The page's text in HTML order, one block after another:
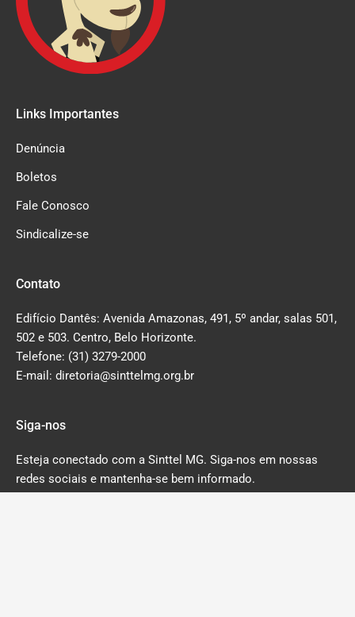
Links Importantes
Denúncia
Boletos
Fale Conosco
Sindicalize-se
Contato
Edifício Dantês: Avenida Amazonas, 491, 5º andar, salas 501,
502 e 503. Centro, Belo Horizonte.
Telefone: (31) 3279-2000
E-mail: diretoria@sinttelmg.org.br
Siga-nos
Esteja conectado com a Sinttel MG. Siga-nos em nossas
redes sociais e mantenha-se bem informado.